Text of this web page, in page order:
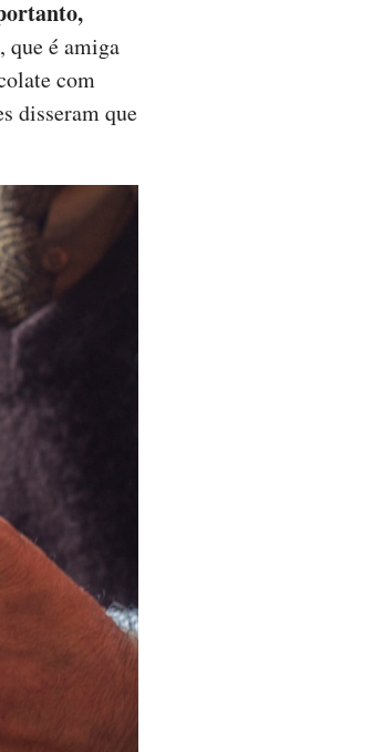
que é amiga
com
disseram que